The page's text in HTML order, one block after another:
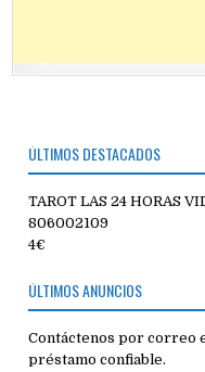
ÚLTIMOS DESTACADOS
TAROT LAS 24 HORAS
806002109
4€
ÚLTIMOS ANUNCIOS
Contáctenos por correo
préstamo confiable.